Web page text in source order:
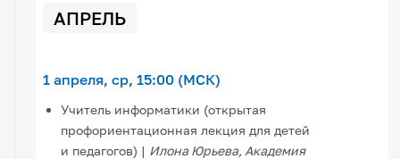
АПРЕЛЬ
1 апреля, ср, 15:00 (МСК)
Учитель информатики (открытая
профориентационная лекция для детей
и педагогов) | Илона Юрьева, Академия